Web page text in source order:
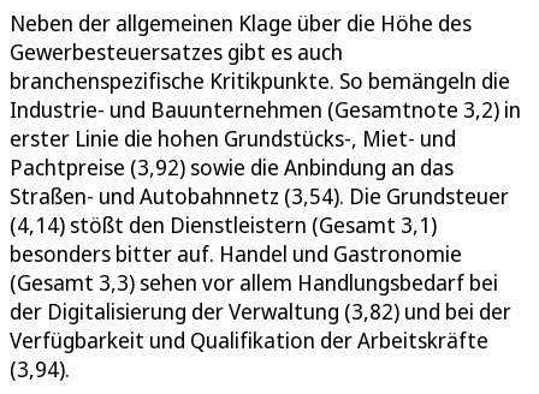
Neben der allgemeinen Klage über die Höhe des
Gewerbesteuersatzes gibt es auch
branchenspezifische Kritikpunkte. So bemängeln die
Industrie- und Bauunternehmen (Gesamtnote 3,2) in
erster Linie die hohen Grundstücks-, Miet- und
Pachtpreise (3,92) sowie die Anbindung an das
Straßen- und Autobahnnetz (3,54). Die Grundsteuer
(4,14) stößt den Dienstleistern (Gesamt 3,1)
besonders bitter auf. Handel und Gastronomie
(Gesamt 3,3) sehen vor allem Handlungsbedarf bei
der Digitalisierung der Verwaltung (3,82) und bei der
Verfügbarkeit und Qualifikation der Arbeitskräfte
(3,94).